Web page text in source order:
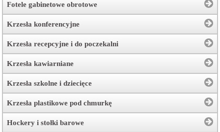
Fotele gabinetowe obrotowe
Krzesła konferencyjne
Krzesła recepcyjne i do poczekalni
Krzesła kawiarniane
Krzesła szkolne i dziecięce
Krzesła plastikowe pod chmurkę
Hockery i stołki barowe